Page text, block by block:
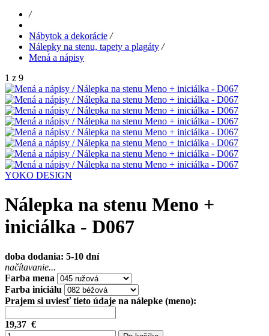
/
Nábytok a dekorácie /
Nálepky na stenu, tapety a plagáty /
Mená a nápisy
1 z 9
YOKO DESIGN
Nálepka na stenu Meno +
iniciálka - D067
doba dodania: 5-10 dní
načítavanie...
Farba mena
Farba iniciálu
Prajem si uviesť tieto údaje na nálepke (meno):
19,37 €